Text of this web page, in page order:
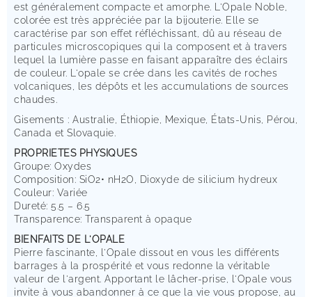
est généralement compacte et amorphe. L'Opale Noble,
colorée est très appréciée par la bijouterie. Elle se
caractérise par son effet réfléchissant, dû au réseau de
particules microscopiques qui la composent et à travers
lequel la lumière passe en faisant apparaître des éclairs
de couleur. L'opale se crée dans les cavités de roches
volcaniques, les dépôts et les accumulations de sources
chaudes.
Gisements : Australie, Éthiopie, Mexique, États-Unis, Pérou,
Canada et Slovaquie.
PROPRIETES PHYSIQUES
Groupe: Oxydes
Composition: SiO2• nH2O, Dioxyde de silicium hydreux
Couleur: Variée
Dureté: 5.5 – 6.5
Transparence: Transparent à opaque
BIENFAITS DE L'OPALE
Pierre fascinante, l'Opale dissout en vous les différents
barrages à la prospérité et vous redonne la véritable
valeur de l'argent. Apportant le lâcher-prise, l'Opale vous
invite à vous abandonner à ce que la vie vous propose, au